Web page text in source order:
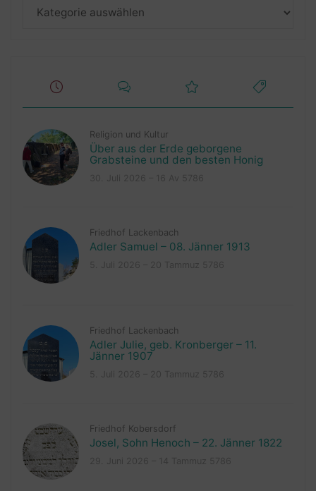
Religion und Kultur
Über aus der Erde geborgene
Grabsteine und den besten Honig
Friedhof Lackenbach
Adler Samuel – 08. Jänner 1913
Friedhof Lackenbach
Adler Julie, geb. Kronberger – 11.
Jänner 1907
Friedhof Kobersdorf
Josel, Sohn Henoch – 22. Jänner 1822